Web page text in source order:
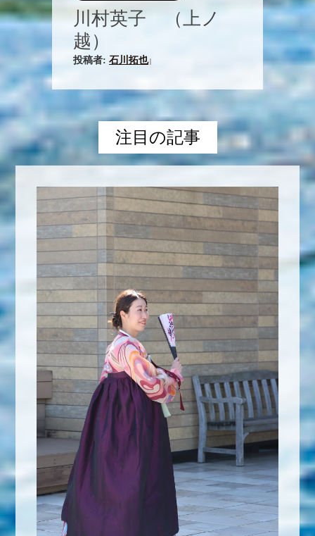
川村英子 （上ノ
越）
投稿者: 石川拓也|
注目の記事